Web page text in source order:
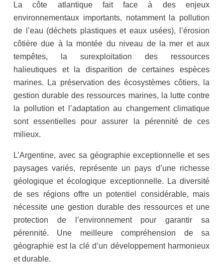
La côte atlantique fait face à des enjeux
environnementaux importants, notamment la pollution
de l’eau (déchets plastiques et eaux usées), l’érosion
côtière due à la montée du niveau de la mer et aux
tempêtes, la surexploitation des ressources
halieutiques et la disparition de certaines espèces
marines. La préservation des écosystèmes côtiers, la
gestion durable des ressources marines, la lutte contre
la pollution et l’adaptation au changement climatique
sont essentielles pour assurer la pérennité de ces
milieux.
L’Argentine, avec sa géographie exceptionnelle et ses
paysages variés, représente un pays d’une richesse
géologique et écologique exceptionnelle. La diversité
de ses régions offre un potentiel considérable, mais
nécessite une gestion durable des ressources et une
protection de l’environnement pour garantir sa
pérennité. Une meilleure compréhension de sa
géographie est la clé d’un développement harmonieux
et durable.